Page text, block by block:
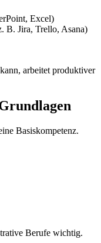
Excel)
B. Jira, Trello, Asana)
arbeitet produktiver
Basiskompetenz.
Berufe wichtig.